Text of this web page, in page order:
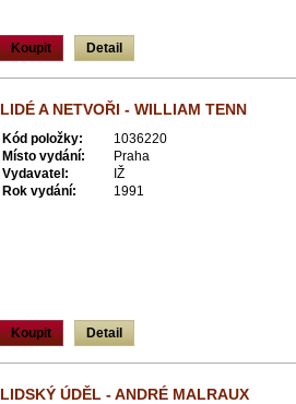
Koupit Detail
LIDÉ A NETVOŘI - WILLIAM TENN
Kód položky:
1036220
Místo vydání:
Praha
Vydavatel:
IŽ
Rok vydání:
1991
Koupit Detail
LIDSKÝ ÚDĚL - ANDRÉ MALRAUX